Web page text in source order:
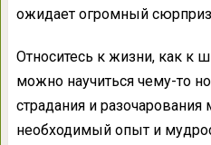
ожидает огромный
Относитесь к жизни, как к
можно научиться чему-то
страдания и
необходимый опыт и